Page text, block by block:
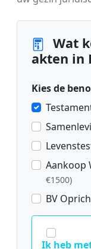
Wat
akten in
Kies de
Aankoop
€1500)
BV
Ik heb